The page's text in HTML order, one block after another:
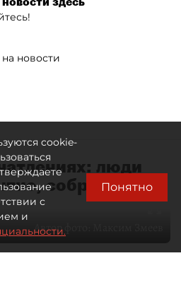
новости
люди
собранное
Автор фото:
cookie-
с
и
Понятно